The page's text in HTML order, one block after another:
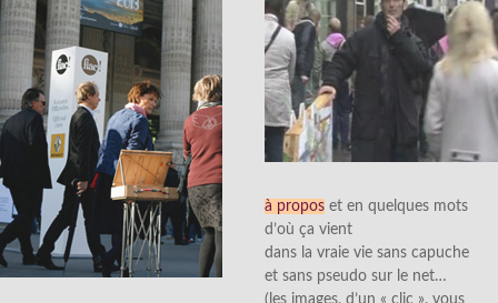
à propos et en quelques mots
d’où ça vient
dans la vraie vie sans capuche
et sans pseudo sur le net…
(les images, d’un « clic », vous